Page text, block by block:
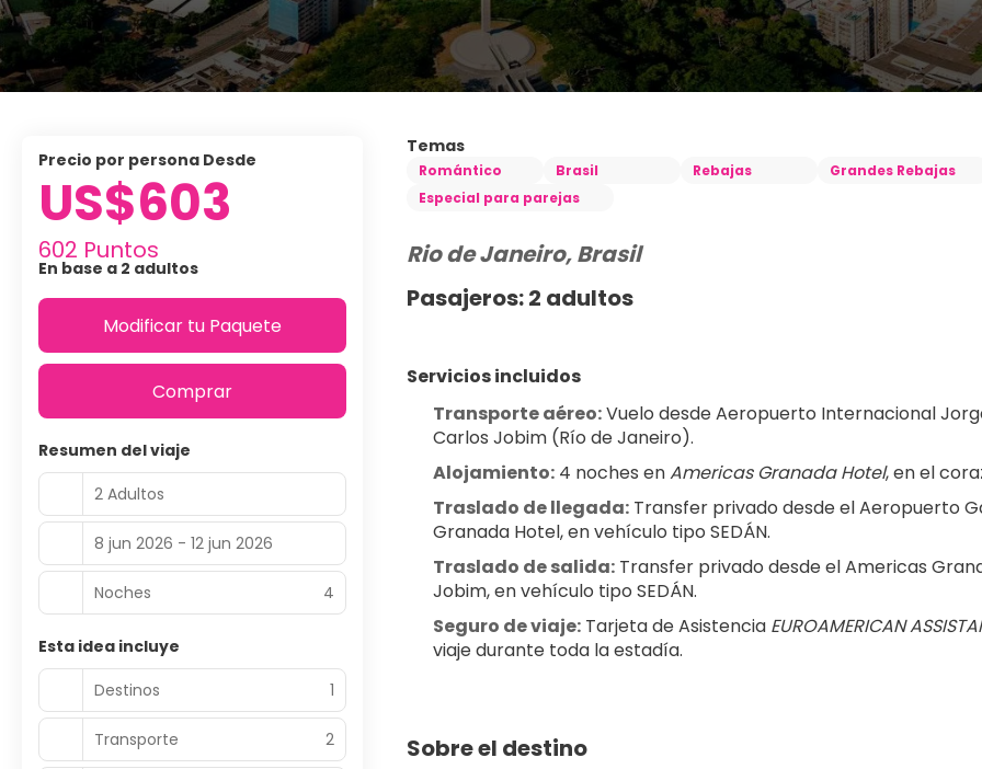
Temas
Romántico Brasil Rebajas Grandes Rebajas
Especial para parejas
Rio de Janeiro, Brasil
Pasajeros: 2 adultos
Servicios incluidos
Transporte aéreo: Vuelo desde Aeropuerto Internacional
Carlos Jobim (Río de Janeiro).
Alojamiento: 4 noches en Americas Granada Hotel, en el
Traslado de llegada: Transfer privado desde el Aeropuerto
Granada Hotel, en vehículo tipo SEDÁN.
Traslado de salida: Transfer privado desde el Americas
Jobim, en vehículo tipo SEDÁN.
Seguro de viaje: Tarjeta de Asistencia EUROAMERICAN
viaje durante toda la estadía.
Sobre el destino
precio por persona Desde
US$603
602 Puntos
En base a 2 adultos
Modificar tu Paquete
Comprar
Resumen del viaje
2 Adultos
8 jun 2026 - 12 jun 2026
Noches 4
Esta idea incluye
Destinos
1
Transporte 2